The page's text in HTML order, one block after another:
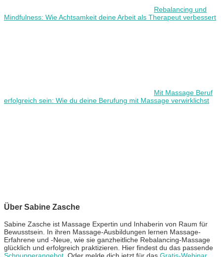
Rebalancing und
Mindfulness: Wie Achtsamkeit deine Arbeit als Therapeut verbessert
Mit Massage Beruf
erfolgreich sein: Wie du deine Berufung mit Massage verwirklichst
Über Sabine Zasche
Sabine Zasche ist Massage Expertin und Inhaberin von Raum für
Bewusstsein. In ihren Massage-Ausbildungen lernen Massage-
Erfahrene und -Neue, wie sie ganzheitliche Rebalancing-Massage
glücklich und erfolgreich praktizieren. Hier findest du das passende
Schnupperangebot . Oder melde dich jetzt für das Gratis-Webinar